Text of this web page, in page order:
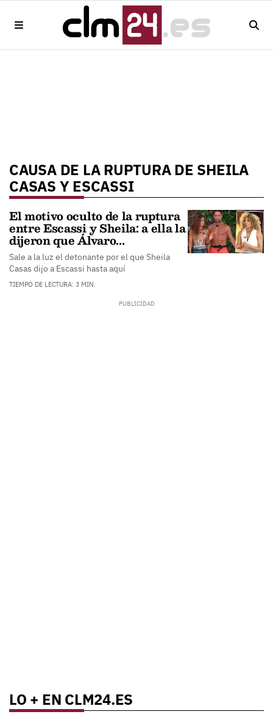
CAUSA DE LA RUPTURA DE SHEILA
CASAS Y ESCASSI
El motivo oculto de la ruptura
entre Escassi y Sheila: a ella la
dijeron que Álvaro...
Sale a la luz el detonante por el que Sheila
Casas dijo a Escassi hasta aquí
TIEMPO DE LECTURA: 3 MIN.
LO + EN CLM24.ES